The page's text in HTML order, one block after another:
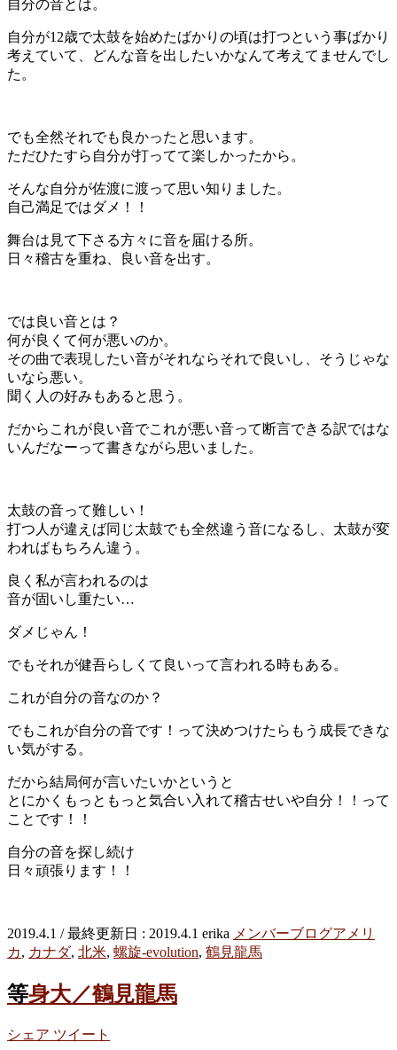
自分の音とは。
自分が12歳で太鼓を始めたばかりの頃は打つという事ばかり
考えていて、どんな音を出したいかなんて考えてませんでし
た。
でも全然それでも良かったと思います。
ただひたすら自分が打ってて楽しかったから。
そんな自分が佐渡に渡って思い知りました。
自己満足ではダメ！！
舞台は見て下さる方々に音を届ける所。
日々稽古を重ね、良い音を出す。
では良い音とは？
何が良くて何が悪いのか。
その曲で表現したい音がそれならそれで良いし、そうじゃな
いなら悪い。
聞く人の好みもあると思う。
だからこれが良い音でこれが悪い音って断言できる訳ではな
いんだなーって書きながら思いました。
太鼓の音って難しい！
打つ人が違えば同じ太鼓でも全然違う音になるし、太鼓が変
わればもちろん違う。
良く私が言われるのは
音が固いし重たい…
ダメじゃん！
でもそれが健吾らしくて良いって言われる時もある。
これが自分の音なのか？
でもこれが自分の音です！って決めつけたらもう成長できな
い気がする。
だから結局何が言いたいかというと
とにかくもっともっと気合い入れて稽古せいや自分！！って
ことです！！
自分の音を探し続け
日々頑張ります！！
2019.4.1 / 最終更新日 : 2019.4.1 erika メンバーブログアメリ
カ, カナダ, 北米, 螺旋-evolution, 鶴見龍馬
等身大／鶴見龍馬
シェア ツイート